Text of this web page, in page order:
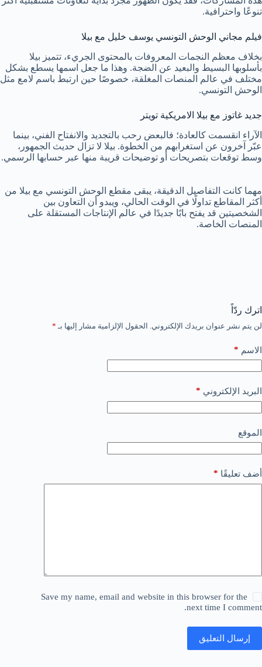
تنوعًا واحترافية.
فيلم مجاني الوحش التونسي يوسف خليل مع بيلا
بخلاف معظم النجمات المعروفات بالمحتوى الجريء، تتميز بيلا
بأسلوبها البسيط والبعيد عن الضجة. وهذا ما جعل اسمها يسطع بشكل
مختلف في عالم المنصات المغلقة، خصوصًا حين ارتبط باسم لامع مثل
الوحش التونسي.
جديد غاتوز مع بيلا الامريكية تويتر
الآراء انقسمت كالعادة؛ فالبعض رحب بالتجديد والانفتاح الفني، بينما
عبّر آخرون عن استغرابهم من الخطوة. بيلا لا تزال حديث الجمهور،
وسط توقعات بتصريحات أو توضيحات قريبة منها عبر حسابها الرسمي.
مهما كانت التفاصيل الدقيقة، يبقى مقطع الوحش التونسي مع بيلا من
أكثر المقاطع تداولًا في الوقت الحالي، ويبدو أن التعاون بين
الشخصيتين قد يفتح بابًا جديدًا في عالم الإنتاجات المستقلة على
المنصات الخاصة.
اترك ردّاً
لن يتم نشر عنوان بريدك الإلكتروني. الحقول الإلزامية مشار إليها بـ *
الاسم *
البريد الإلكتروني *
الموقع
أضف تعليقًا *
Save my name, email and website in this browser for the
next time I comment.
إرسال التعليق